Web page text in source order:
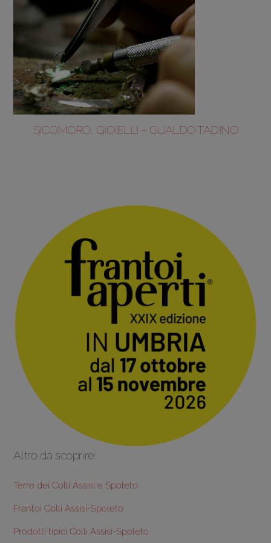
SICOMORO, GIOIELLI – GUALDO TADINO
Altro da scoprire:
Terre dei Colli Assisi e Spoleto
Frantoi Colli Assisi-Spoleto
Prodotti tipici Colli Assisi-Spoleto